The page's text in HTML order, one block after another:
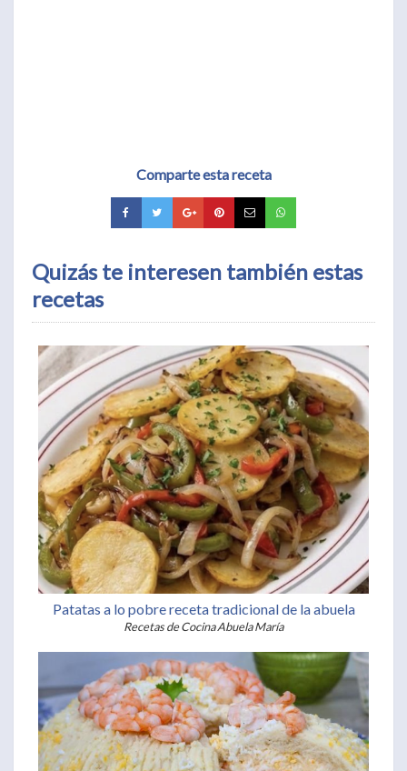
Comparte esta receta
Quizás te interesen también estas
recetas
Patatas a lo pobre receta tradicional de la abuela
Recetas de Cocina Abuela María